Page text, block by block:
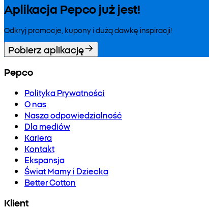
Aplikacja Pepco już jest!
Odkryj promocje, kupony i dużą dawkę inspiracji!
Pobierz aplikację
Pepco
Polityka Prywatności
O nas
Nasza odpowiedzialność
Dla mediów
Kariera
Kontakt
Ekspansja
Świat Mamy i Dziecka
Better Cotton
Klient